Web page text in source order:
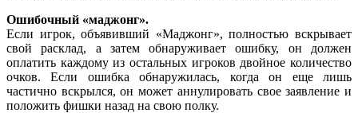
Ошибочный «маджонг».
Если игрок, объявивший «Маджонг», полностью вскрывает
свой расклад, а затем обнаруживает ошибку, он должен
оплатить каждому из остальных игроков двойное количество
очков. Если ошибка обнаружилась, когда он еще лишь
частично вскрылся, он может аннулировать свое заявление и
положить фишки назад на свою полку.